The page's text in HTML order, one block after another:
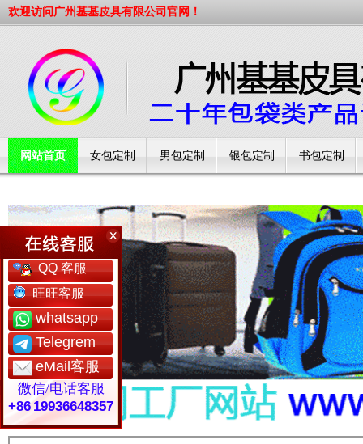
欢迎访问广州基基皮具有限公司官网！
网站首页 女包定制 男包定制 银包定制 书包定制
QQ 客服
旺旺客服
whatsapp
Telegrem
eMail客服
微信/电话客服
+86 19936648357